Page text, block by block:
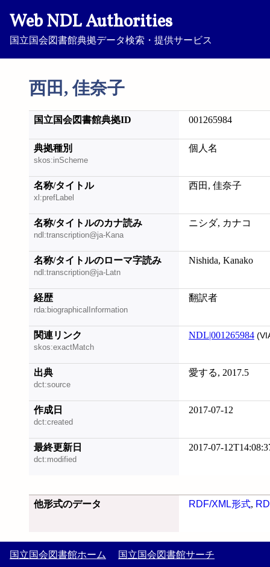
Web NDL Authorities
国立国会図書館典拠データ検索・提供サービス
西田, 佳奈子
国立国会図書館典拠ID 001265984
典拠種別
skos:inScheme
個人名
名称/タイトル
xl:prefLabel
西田, 佳奈子
名称/タイトルのカナ読み
ndl:transcription@ja-Kana
ニシダ, カナコ
名称/タイトルのローマ字読み
ndl:transcription@ja-Latn
Nishida, Kanako
経歴
rda:biographicalInformation
翻訳者
関連リンク
skos:exactMatch
NDL|001265984
出典
dct:source
愛する, 2017.5
作成日
dct:created
2017-07-12
最終更新日
dct:modified
2017-07-
他形式のデータ RDF/XML形式,
国立国会図書館ホーム 国立国会図書館サーチ